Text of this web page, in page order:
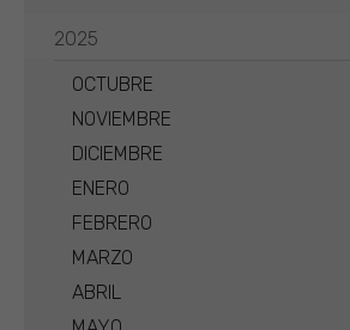
2025
OCTUBRE
NOVIEMBRE
DICIEMBRE
ENERO
FEBRERO
MARZO
ABRIL